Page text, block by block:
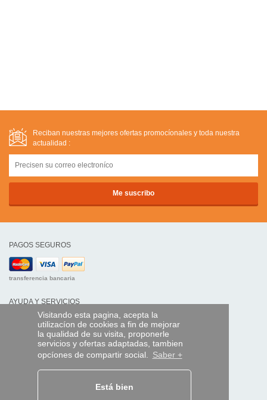
Visitando esta pagina, acepta la
utilizacíon de cookies a fin de mejorar
la qualidad de su visita, proponerle
servicios y ofertas adaptadas, tambien
opcíones de compartir social. Saber +
Está bien
Reciban nuestras mejores ofertas promocíonales y toda nuestra
actualidad :
PAGOS SEGUROS
transferencia bancaria
AYUDA Y SERVICIOS
Localice su envío
MANDO EXPRESS
¿Quiénes somos?